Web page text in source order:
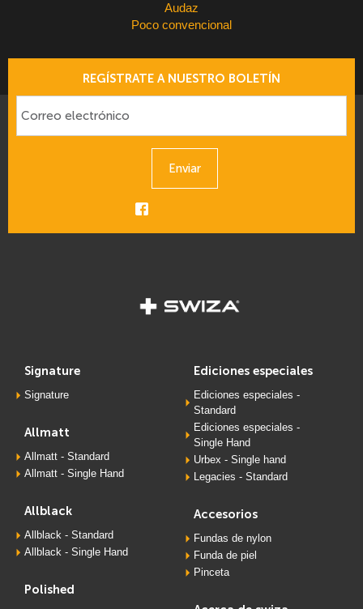
Audaz
Poco convencional
REGÍSTRATE A NUESTRO BOLETÍN
Enviar
signature
Signature
allmatt
Allmatt - Standard
Allmatt - Single Hand
allblack
Allblack - Standard
Allblack - Single Hand
polished
ediciones especiales
Ediciones especiales -
Standard
Ediciones especiales -
Single Hand
Urbex - Single hand
Legacies - Standard
accesorios
Fundas de nylon
Funda de piel
Pinceta